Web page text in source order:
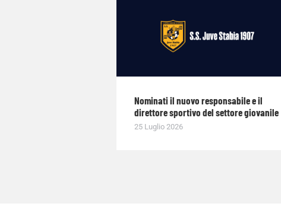
Nominati il nuovo responsabile e il
direttore sportivo del settore giovanile
25 Luglio 2026